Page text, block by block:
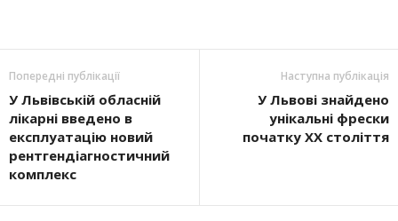
Попередні публікації
У Львівській обласній
лікарні введено в
експлуатацію новий
рентгендіагностичний
комплекс
Наступна публікація
У Львові знайдено
унікальні фрески
початку ХХ століття